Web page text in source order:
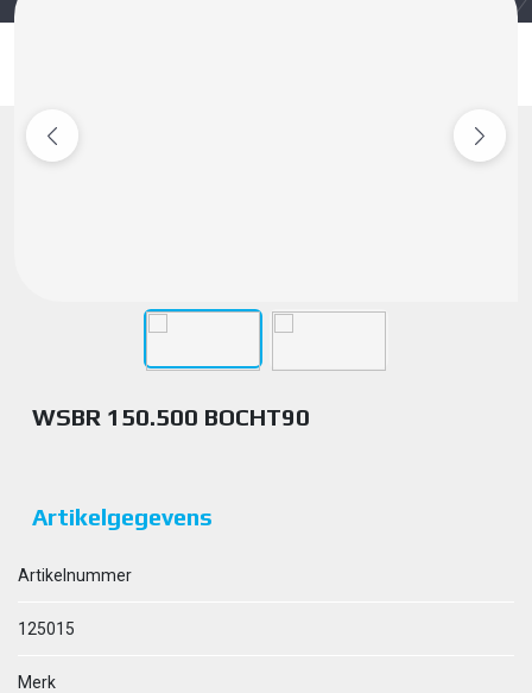
WSBR 150.500 BOCHT90
Artikelgegevens
Artikelnummer
125015
Merk